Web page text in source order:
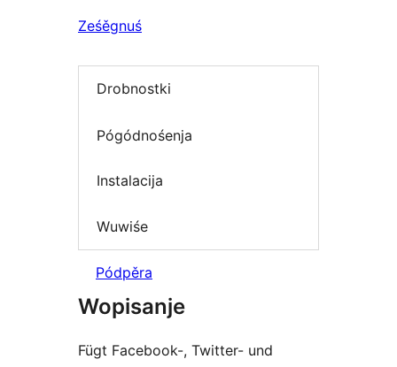
Ześěgnuś
Drobnostki
Pógódnośenja
Instalacija
Wuwiśe
Pódpěra
Wopisanje
Fügt Facebook-, Twitter- und